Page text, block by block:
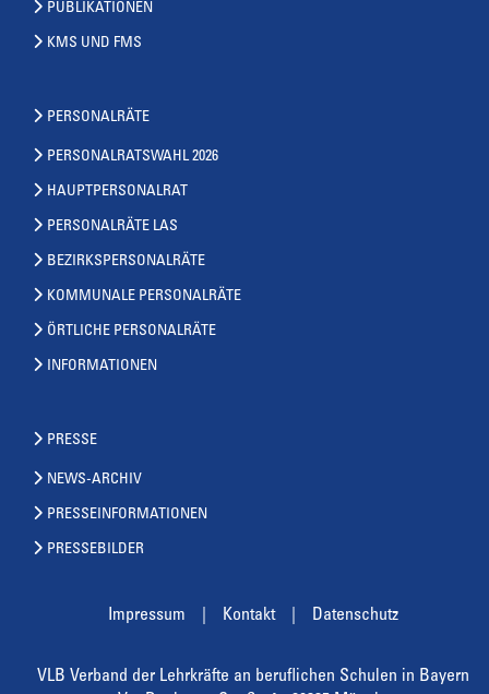
PUBLIKATIONEN
KMS UND FMS
PERSONALRÄTE
PERSONALRATSWAHL 2026
HAUPTPERSONALRAT
PERSONALRÄTE LAS
BEZIRKSPERSONALRÄTE
KOMMUNALE PERSONALRÄTE
ÖRTLICHE PERSONALRÄTE
INFORMATIONEN
PRESSE
NEWS-ARCHIV
PRESSEINFORMATIONEN
PRESSEBILDER
Impressum Kontakt Datenschutz
VLB Verband der Lehrkräfte an beruflichen Schulen in Bayern